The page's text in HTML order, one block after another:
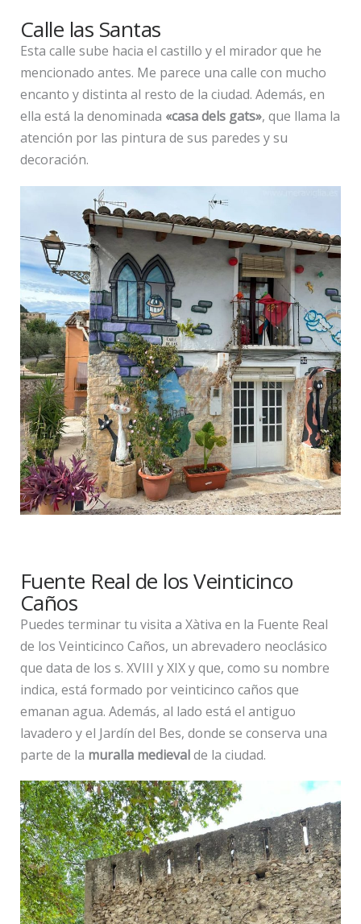
Calle las Santas
Esta calle sube hacia el castillo y el mirador que he
mencionado antes. Me parece una calle con mucho
encanto y distinta al resto de la ciudad. Además, en
ella está la denominada «casa dels gats», que llama la
atención por las pintura de sus paredes y su
decoración.
Fuente Real de los Veinticinco
Caños
Puedes terminar tu visita a Xàtiva en la Fuente Real
de los Veinticinco Caños, un abrevadero neoclásico
que data de los s. XVIII y XIX y que, como su nombre
indica, está formado por veinticinco caños que
emanan agua. Además, al lado está el antiguo
lavadero y el Jardín del Bes, donde se conserva una
parte de la muralla medievalde la ciudad.